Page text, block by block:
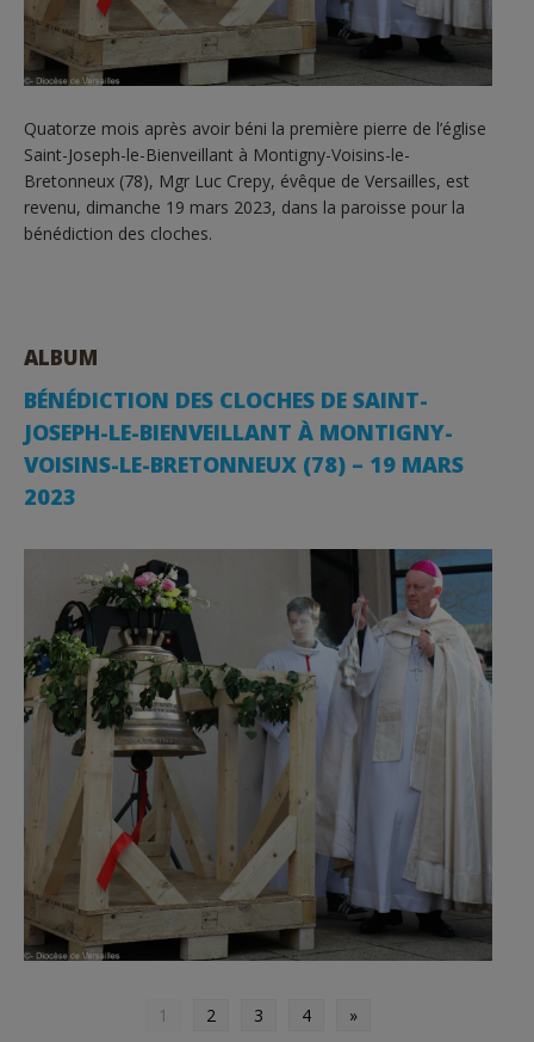
Quatorze mois après avoir béni la première pierre de l’église
Saint-Joseph-le-Bienveillant à Montigny-Voisins-le-
Bretonneux (78), Mgr Luc Crepy, évêque de Versailles, est
revenu, dimanche 19 mars 2023, dans la paroisse pour la
bénédiction des cloches.
ALBUM
BÉNÉDICTION DES CLOCHES DE SAINT-
JOSEPH-LE-BIENVEILLANT À MONTIGNY-
VOISINS-LE-BRETONNEUX (78) – 19 MARS
2023
1 2 3 4 »